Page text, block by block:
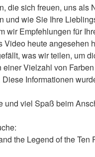
die sich freuen, uns
und wie Sie Ihre
wir Empfehlungen für
Video heute
was wir teilen, um
Vielzahl von
Informationen
viel Spaß beim
the Legend of the Ten